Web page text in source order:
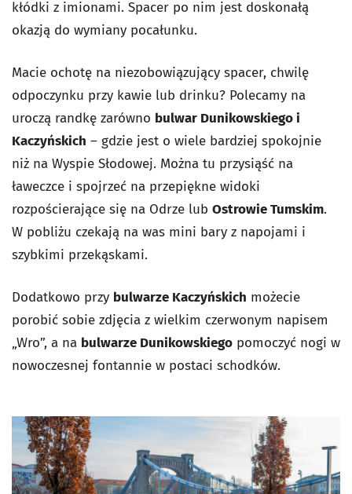
kłódki z imionami. Spacer po nim jest doskonałą
okazją do wymiany pocałunku.
Macie ochotę na niezobowiązujący spacer, chwilę
odpoczynku przy kawie lub drinku? Polecamy na
uroczą randkę zarówno bulwar Dunikowskiego i
Kaczyńskich – gdzie jest o wiele bardziej spokojnie
niż na Wyspie Słodowej. Można tu przysiąść na
ławeczce i spojrzeć na przepiękne widoki
rozpościerające się na Odrze lub Ostrowie Tumskim.
W pobliżu czekają na was mini bary z napojami i
szybkimi przekąskami.
Dodatkowo przy bulwarze Kaczyńskich możecie
porobić sobie zdjęcia z wielkim czerwonym napisem
„Wro”, a na bulwarze Dunikowskiego pomoczyć nogi w
nowoczesnej fontannie w postaci schodków.